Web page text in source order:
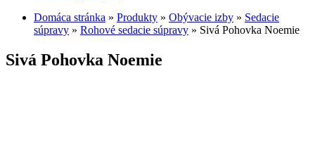
Domáca stránka » Produkty » Obývacie izby » Sedacie
súpravy » Rohové sedacie súpravy » Sivá Pohovka Noemie
Sivá Pohovka Noemie